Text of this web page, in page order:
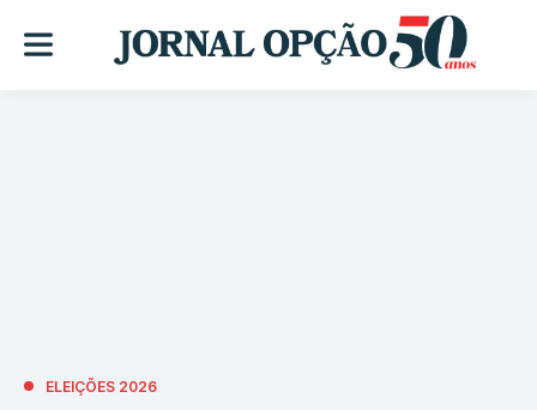
ELEIÇÕES 2026